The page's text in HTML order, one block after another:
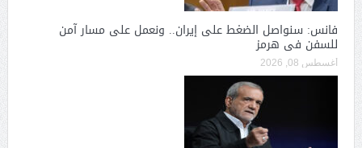
فانس: سنواصل الضغط على إيران.. ونعمل على مسار آمن
للسفن فى هرمز
أغسطس 08, 2026